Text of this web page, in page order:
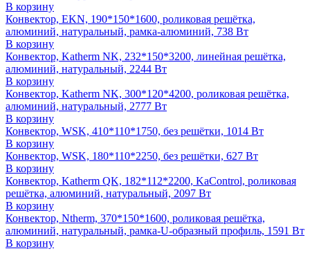
В корзину
Конвектор, EKN, 190*150*1600, роликовая решётка,
алюминий, натуральный, рамка-алюминий, 738 Вт
В корзину
Конвектор, Katherm NK, 232*150*3200, линейная решётка,
алюминий, натуральный, 2244 Вт
В корзину
Конвектор, Katherm NK, 300*120*4200, роликовая решётка,
алюминий, натуральный, 2777 Вт
В корзину
Конвектор, WSK, 410*110*1750, без решётки, 1014 Вт
В корзину
Конвектор, WSK, 180*110*2250, без решётки, 627 Вт
В корзину
Конвектор, Katherm QK, 182*112*2200, KaControl, роликовая
решётка, алюминий, натуральный, 2097 Вт
В корзину
Конвектор, Ntherm, 370*150*1600, роликовая решётка,
алюминий, натуральный, рамка-U-образный профиль, 1591 Вт
В корзину